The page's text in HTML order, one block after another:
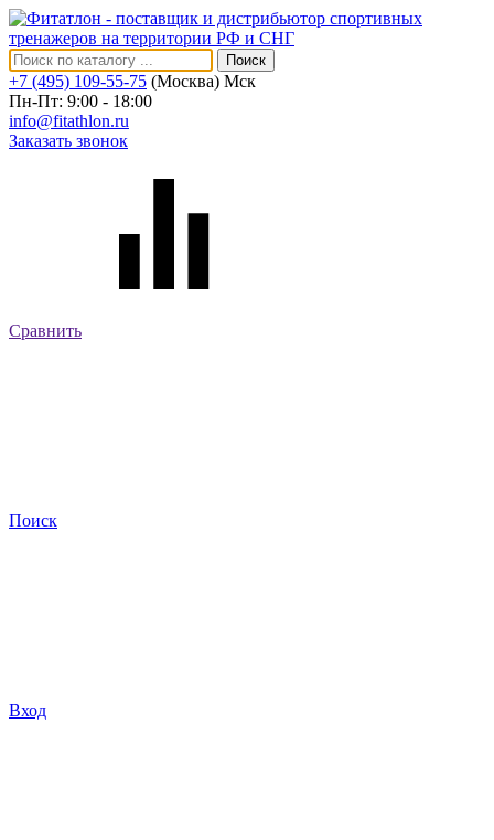
Поиск
+7 (495) 109-55-75 (Москва) Мск
Пн-Пт: 9:00 - 18:00
info@fitathlon.ru
Заказать звонок
Сравнить
Поиск
Вход